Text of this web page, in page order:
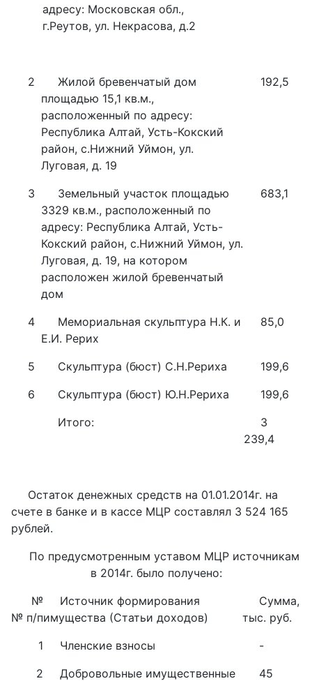
адресу: Московская обл.,
г.Реутов, ул. Некрасова, д.2
2
Жилой бревенчатый дом
площадью 15,1 кв.м.,
расположенный по адресу:
Республика Алтай, Усть-Кокский
район, с.Нижний Уймон, ул.
Луговая, д. 19
192,5
3
Земельный участок площадью
3329 кв.м., расположенный по
адресу: Республика Алтай, Усть-
Кокский район, с.Нижний Уймон, ул.
Луговая, д. 19, на котором
расположен жилой бревенчатый
дом
683,1
4
Мемориальная скульптура Н.К. и
Е.И. Рерих
85,0
5 Скульптура (бюст) С.Н.Рериха
199,6
6
Скульптура (бюст) Ю.Н.Рериха
199,6
Итого:
3
239,4
Остаток денежных средств на 01.01.2014г. на
счете в банке и в кассе МЦР составлял 3 524 165
рублей.
По предусмотренным уставом МЦР источникам
в 2014г. было получено:
№
№ п/п
Источник формирования
имущества (Статьи доходов)
Сумма,
тыс. руб.
1
Членские взносы
-
2
Добровольные имущественные
45